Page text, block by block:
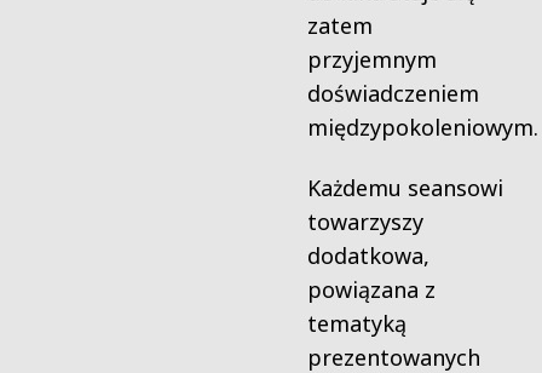
zatem
przyjemnym
doświadczeniem
międzypokoleniowym.
Każdemu seansowi
towarzyszy
dodatkowa,
powiązana z
tematyką
prezentowanych